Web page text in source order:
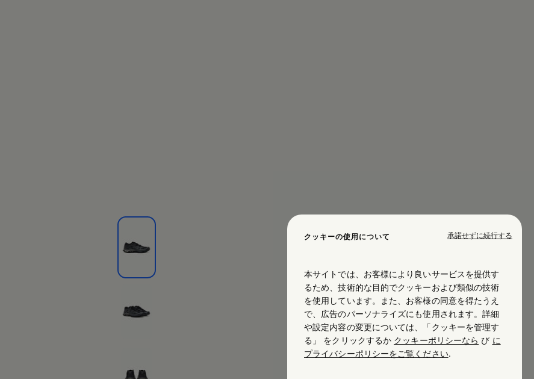
クッキーの使用について 承諾せずに続行する
本サイトでは、お客様により良いサービスを提供す
るため、技術的な目的でクッキーおよび類似の技術
を使用しています。また、お客様の同意を得たうえ
で、広告のパーソナライズにも使用されます。詳細
や設定内容の変更については、「クッキーを管理す
る」 をクリックするか クッキーポリシーなら び に
プライバシーポリシーをご覧ください.